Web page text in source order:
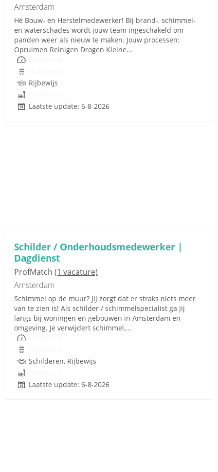
Amsterdam
Hé Bouw- en Herstelmedewerker! Bij brand-, schimmel-
en waterschades wordt jouw team ingeschakeld om
panden weer als nieuw te maken. Jouw processen:
Opruimen Reinigen Drogen Kleine...
Rijbewijs
Laatste update: 6-8-2026
Schilder / Onderhoudsmedewerker |
Dagdienst
ProfMatch (1 vacature)
Amsterdam
Schimmel op de muur? Jij zorgt dat er straks niets meer
van te zien is! Als schilder / schimmelspecialist ga jij
langs bij woningen en gebouwen in Amsterdam en
omgeving. Je verwijdert schimmel,...
Schilderen, Rijbewijs
Laatste update: 6-8-2026